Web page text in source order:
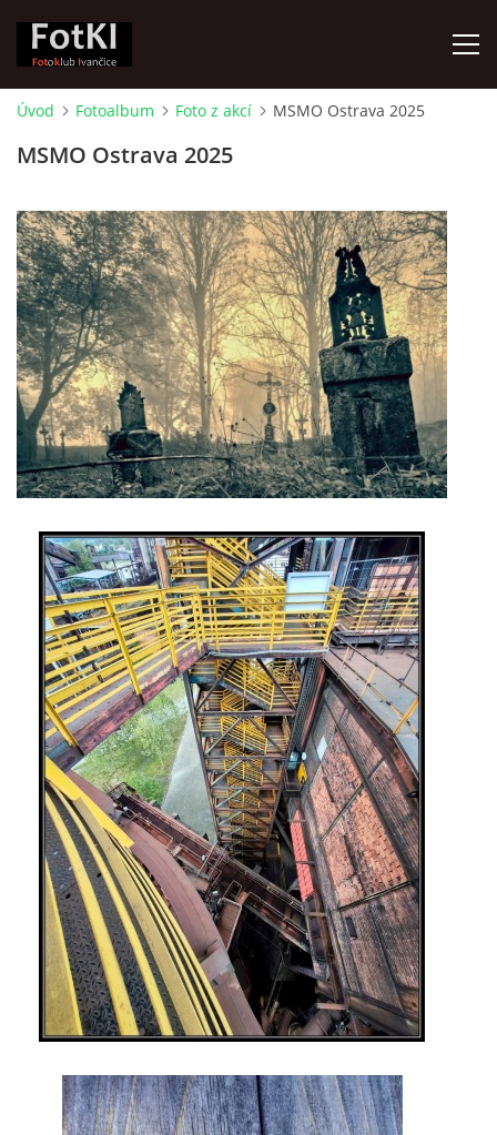
KRONIKA
FOTO VYCHÁZKY
ŽIVOT FOTOKLUBU
PRO ČLENY
STANOVY
ETICKÉ HODNOTY FOTOKLUBU
Fotoklub Ivančice - FotKI, z. s.
Mezírka 321/3
Ivančice, 664 91
IČO: 22877568
č.ú. 2501857810/2010
kontaktní osoba:
Petr Kudláček, předseda
fotki(@)fotoklub-ivancice(.)cz
Tel.: +420_77_67_09_017
© 2026 eStránky.cz |WebSlice |Aktualizováno: 30. 7. 2026
Úvod Fotoalbum Foto z akcí MSMO Ostrava 2025
MSMO Ostrava 2025